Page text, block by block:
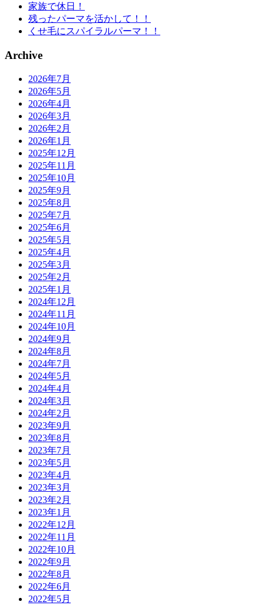
家族で休日！
残ったパーマを活かして！！
くせ毛にスパイラルパーマ！！
Archive
2026年7月
2026年5月
2026年4月
2026年3月
2026年2月
2026年1月
2025年12月
2025年11月
2025年10月
2025年9月
2025年8月
2025年7月
2025年6月
2025年5月
2025年4月
2025年3月
2025年2月
2025年1月
2024年12月
2024年11月
2024年10月
2024年9月
2024年8月
2024年7月
2024年5月
2024年4月
2024年3月
2024年2月
2023年9月
2023年8月
2023年7月
2023年5月
2023年4月
2023年3月
2023年2月
2023年1月
2022年12月
2022年11月
2022年10月
2022年9月
2022年8月
2022年6月
2022年5月